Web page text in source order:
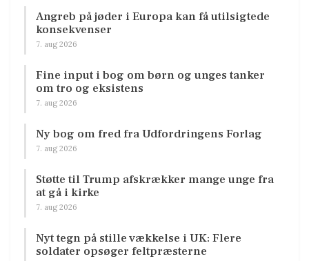
Angreb på jøder i Europa kan få utilsigtede
konsekvenser
7. aug 2026
Fine input i bog om børn og unges tanker
om tro og eksistens
7. aug 2026
Ny bog om fred fra Udfordringens Forlag
7. aug 2026
Støtte til Trump afskrækker mange unge fra
at gå i kirke
7. aug 2026
Nyt tegn på stille vækkelse i UK: Flere
soldater opsøger feltpræsterne